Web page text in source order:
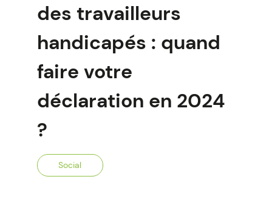
des travailleurs
handicapés : quand
faire votre
déclaration en 2024
?
Social